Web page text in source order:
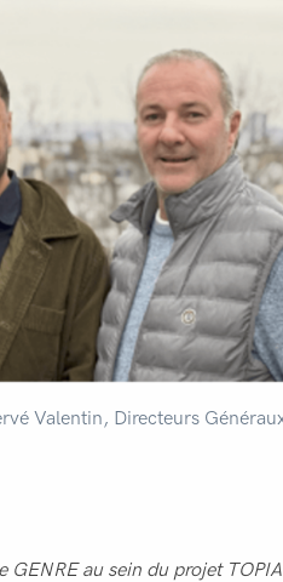
Valentin, Directeurs
GENRE au sein du projet